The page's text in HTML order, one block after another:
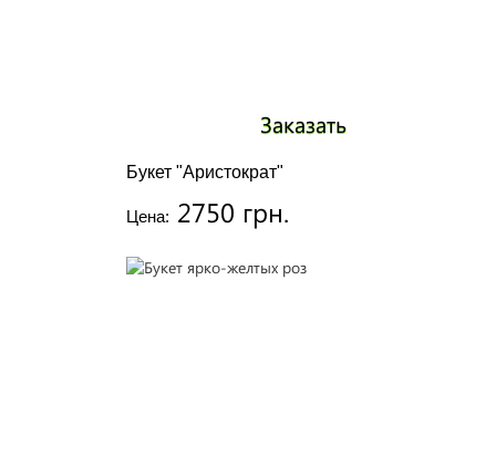
Букет "Аристократ"
Цена: 2750 грн.
Заказать